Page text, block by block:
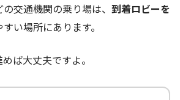
交通機関の乗り場は、 到着ロビーを
い場所にあります。
ば大丈夫ですよ。